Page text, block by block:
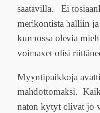
saatavilla. Ei
merikontista halliin
kunnossa olevia
voimaxet olisi
Myyntipaikkoja
mahdottomaksi.
naton kytyt olivat jo